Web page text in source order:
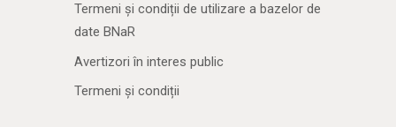
Termeni și condiții de utilizare a bazelor de
date BNaR
Avertizori în interes public
Termeni și condiții